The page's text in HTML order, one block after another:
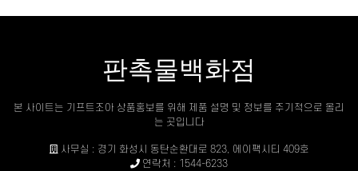
판촉물백화점
본 사이트는 기프트조아 상품홍보를 위해 제품 설명 및 정보를 주기적으로 올리
는 곳입니다
사무실 : 경기 화성시 동탄순환대로 823, 에이팩시티 409호
연락처 : 1544-6233